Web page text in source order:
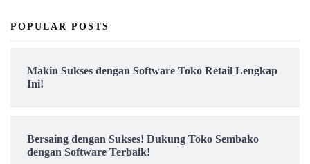
POPULAR POSTS
Makin Sukses dengan Software Toko Retail Lengkap
Ini!
Bersaing dengan Sukses! Dukung Toko Sembako
dengan Software Terbaik!